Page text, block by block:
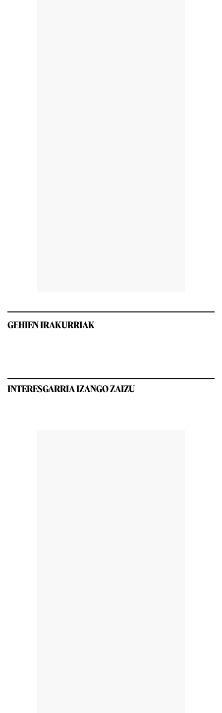
GEHIEN IRAKURRIAK
INTERESGARRIA IZANGO ZAIZU